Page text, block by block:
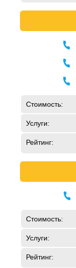
Стоимость:
Услуги:
Рейтинг:
Стоимость:
Услуги:
Рейтинг: